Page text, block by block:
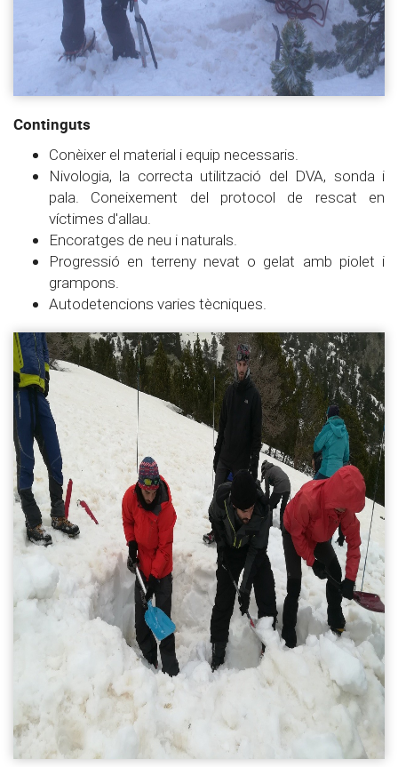
Continguts
Conèixer el material i equip necessaris.
Nivologia, la correcta utilització del DVA, sonda i
pala. Coneixement del protocol de rescat en
víctimes d'allau.
Encoratges de neu i naturals.
Progressió en terreny nevat o gelat amb piolet i
grampons.
Autodetencions varies tècniques.